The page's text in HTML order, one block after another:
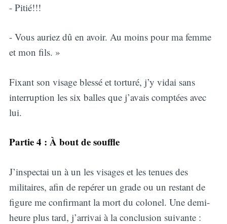
- Pitié!!!
- Vous auriez dû en avoir. Au moins pour ma femme
et mon fils. »
Fixant son visage blessé et torturé, j’y vidai sans
interruption les six balles que j’avais comptées avec
lui.
Partie 4 : À bout de souffle
J’inspectai un à un les visages et les tenues des
militaires, afin de repérer un grade ou un restant de
figure me confirmant la mort du colonel. Une demi-
heure plus tard, j’arrivai à la conclusion suivante :